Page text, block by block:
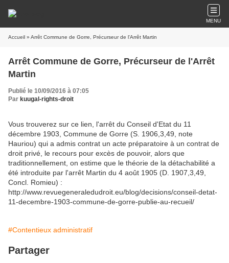
MENU
Accueil » Arrêt Commune de Gorre, Précurseur de l'Arrêt Martin
Arrêt Commune de Gorre, Précurseur de l'Arrêt
Martin
Publié le 10/09/2016 à 07:05
Par kuugal-rights-droit
Vous trouverez sur ce lien, l'arrêt du Conseil d'Etat du 11
décembre 1903, Commune de Gorre (S. 1906,3,49, note
Hauriou) qui a admis contrat un acte préparatoire à un contrat de
droit privé, le recours pour excès de pouvoir, alors que
traditionnellement, on estime que le théorie de la détachabilité a
été introduite par l'arrêt Martin du 4 août 1905 (D. 1907,3,49,
Concl. Romieu) :
http://www.revuegeneraledudroit.eu/blog/decisions/conseil-detat-
11-decembre-1903-commune-de-gorre-publie-au-recueil/
#Contentieux administratif
Partager